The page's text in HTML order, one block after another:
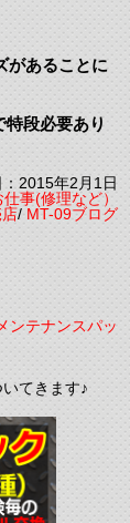
があることに
段必要あり
2015年2月1日
事(修理など）
/MT-09ブログ
ンテナンスパッ
てきます♪